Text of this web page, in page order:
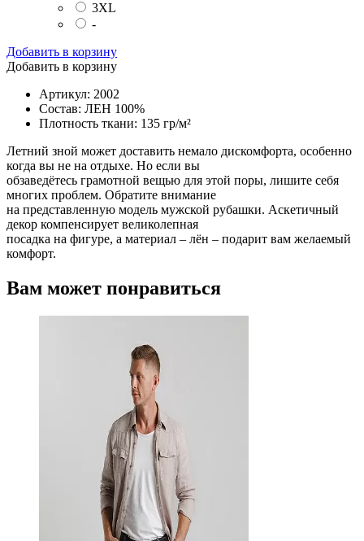
3XL
-
Добавить в корзину
Добавить в корзину
Артикул: 2002
Состав: ЛЕН 100%
Плотность ткани: 135 гр/м²
Летний зной может доставить немало дискомфорта, особенно
когда вы не на отдыхе. Но если вы
обзаведётесь грамотной вещью для этой поры, лишите себя
многих проблем. Обратите внимание
на представленную модель мужской рубашки. Аскетичный
декор компенсирует великолепная
посадка на фигуре, а материал – лён – подарит вам желаемый
комфорт.
Вам может понравиться